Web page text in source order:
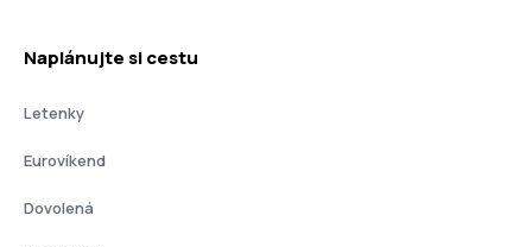
Naplánujte si cestu
Letenky
Eurovíkend
Dovolená